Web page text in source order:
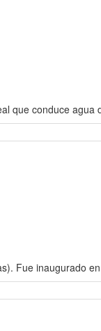
que conduce agua
Fue inaugurado